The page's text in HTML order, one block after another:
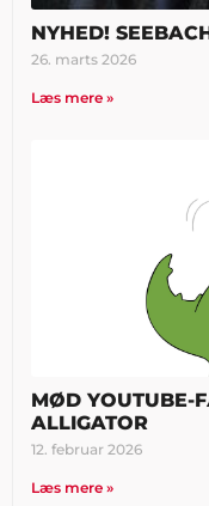
NYHED!
26. marts 2026
Læs mere »
MØD YOUTUBE-
ALLIGATOR
12. februar 2026
Læs mere »